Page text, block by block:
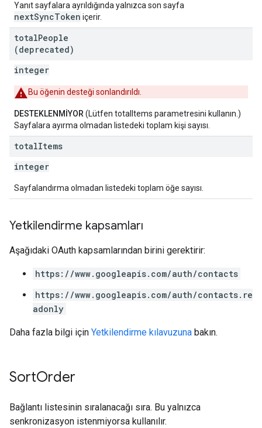
Yanıt sayfalara ayrıldığında yalnızca son sayfa
nextSyncToken içerir.
totalPeople
(deprecated)
integer
Bu öğenin desteği sonlandırıldı.
DESTEKLENMİYOR (Lütfen totalItems parametresini kullanın.)
Sayfalara ayırma olmadan listedeki toplam kişi sayısı.
totalItems
integer
Sayfalandırma olmadan listedeki toplam öğe sayısı.
Yetkilendirme kapsamları
Aşağıdaki OAuth kapsamlarından birini gerektirir:
https://www.googleapis.com/auth/contacts
https://www.googleapis.com/auth/contacts.re
adonly
Daha fazla bilgi için Yetkilendirme kılavuzuna bakın.
SortOrder
Bağlantı listesinin sıralanacağı sıra. Bu yalnızca
senkronizasyon istenmiyorsa kullanılır.